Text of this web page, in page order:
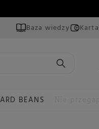
Baza wiedzy
BEANS